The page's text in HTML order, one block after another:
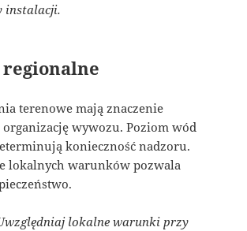
instalacji.
terenowe mają znaczenie
wywozu. Poziom wód
konieczność nadzoru.
lokalnych warunków pozwala
lokalne warunki przy